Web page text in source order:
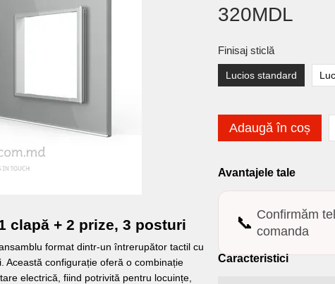
clapă + 2 prize, 3 posturi
format dintr-un întrerupător tactil cu
Această configurație oferă o combinație
electrică, fiind potrivită pentru locuințe,
320MDL
Finisaj sticlă
Lucios standard
Adaugă în coș
Avantajele tale
📞 Confirmăm
comanda
Caracteristici